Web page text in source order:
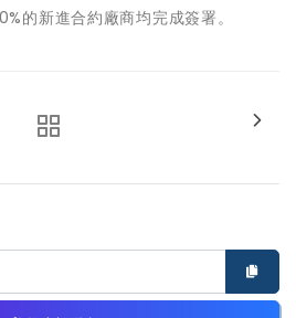
的新進合約廠商均完成簽署。